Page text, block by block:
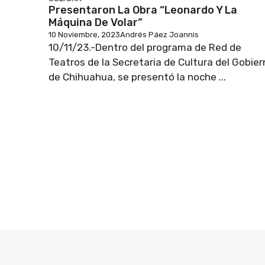
Presentaron La Obra “Leonardo Y La
Máquina De Volar”
10 Noviembre, 2023Andrés Páez Joannis
10/11/23.-Dentro del programa de Red de
Teatros de la Secretaria de Cultura del
de Chihuahua, se presentó la noche ...